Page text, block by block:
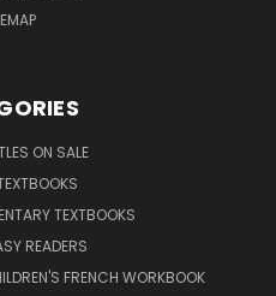
ON SALE
TEXTBOOKS
READERS
FRENCH WORKBOOK